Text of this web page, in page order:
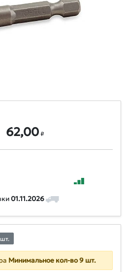
62,00 ₽
01.11.2026
шт.
Минимальное кол-во 9 шт.